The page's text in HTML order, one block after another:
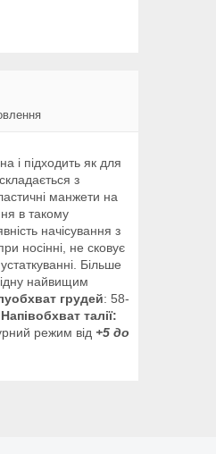
і підходить як для
з
манжети на
в такому
начісування з
носінні , не сковує
устаткуванні Більше
найвищим
грудей: 58-
Напівобхват талії:
режим від +5 до